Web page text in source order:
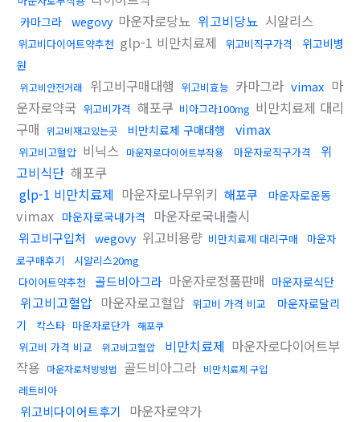
카마그라 wegovy 마운자로당뇨 위고비당뇨 시알리스
위고비다이어트약추천 glp-1 비만치료제 위고비직구가격
위고비병
원
위고비안전거래 위고비구매대행 위고비효능 카마그라 vimax 마
운자로약국 위고비가격 해포쿠 비아그라100mg 비만치료제 대리
구매 위고비재고있는곳 비만치료제 구매대행 vimax
위고비고혈압 비닉스 마운자로다이어트부작용 마운자로직구가격
위
고비식단 해포쿠
glp-1 비만치료제 마운자로나무위키 해포쿠 마운자로운동
vimax 마운자로국내가격 마운자로국내출시
위고비구입처 wegovy 위고비용량 비만치료제 대리구매
마운자
로구매후기
시알리스20mg
다이어트약추천
골드비아그라 마운자로정품판매 마운자로식단
위고비고혈압 마운자로고혈압 위고비 가격 비교
마운자로달리
기
칵스타 마운자로단가 해포쿠
위고비 가격 비교 위고비고혈압 비만치료제 마운자로다이어트부
작용 마운자로처방방법 골드비아그라 비만치료제 구입
레트비아
위고비다이어트후기 마운자로약가